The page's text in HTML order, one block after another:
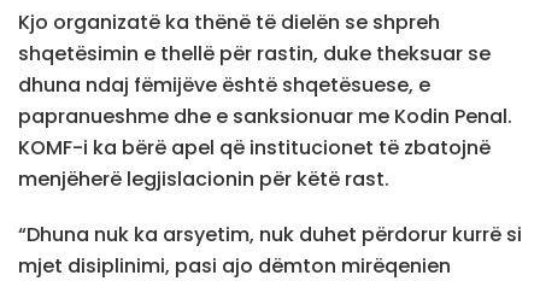
Kjo organizatë ka thënë të dielën se shpreh
shqetësimin e thellë për rastin, duke theksuar se
dhuna ndaj fëmijëve është shqetësuese, e
papranueshme dhe e sanksionuar me Kodin Penal.
KOMF-i ka bërë apel që institucionet të zbatojnë
menjëherë legjislacionin për këtë rast.
“Dhuna nuk ka arsyetim, nuk duhet përdorur kurrë si
mjet disiplinimi, pasi ajo dëmton mirëqenien